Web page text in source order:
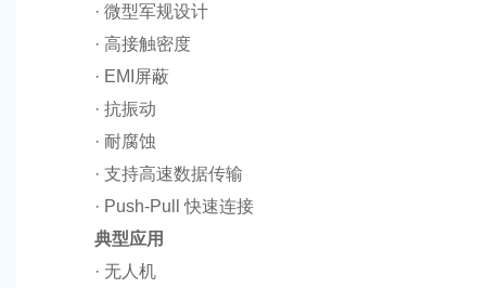
· 微型军规设计
· 高接触密度
· EMI屏蔽
· 抗振动
· 耐腐蚀
· 支持高速数据传输
· Push-Pull 快速连接
典型应用
· 无人机